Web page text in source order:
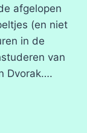
afgelopen
(en niet
in de
van
Dvorak….